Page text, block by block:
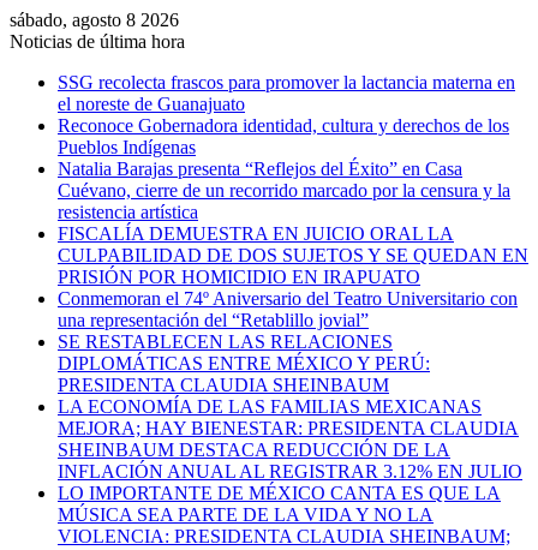
sábado, agosto 8 2026
Noticias de última hora
SSG recolecta frascos para promover la lactancia materna en
el noreste de Guanajuato
Reconoce Gobernadora identidad, cultura y derechos de los
Pueblos Indígenas
Natalia Barajas presenta “Reflejos del Éxito” en Casa
Cuévano, cierre de un recorrido marcado por la censura y la
resistencia artística
FISCALÍA DEMUESTRA EN JUICIO ORAL LA
CULPABILIDAD DE DOS SUJETOS Y SE QUEDAN EN
PRISIÓN POR HOMICIDIO EN IRAPUATO
Conmemoran el 74º Aniversario del Teatro Universitario con
una representación del “Retablillo jovial”
SE RESTABLECEN LAS RELACIONES
DIPLOMÁTICAS ENTRE MÉXICO Y PERÚ:
PRESIDENTA CLAUDIA SHEINBAUM
LA ECONOMÍA DE LAS FAMILIAS MEXICANAS
MEJORA; HAY BIENESTAR: PRESIDENTA CLAUDIA
SHEINBAUM DESTACA REDUCCIÓN DE LA
INFLACIÓN ANUAL AL REGISTRAR 3.12% EN JULIO
LO IMPORTANTE DE MÉXICO CANTA ES QUE LA
MÚSICA SEA PARTE DE LA VIDA Y NO LA
VIOLENCIA: PRESIDENTA CLAUDIA SHEINBAUM;